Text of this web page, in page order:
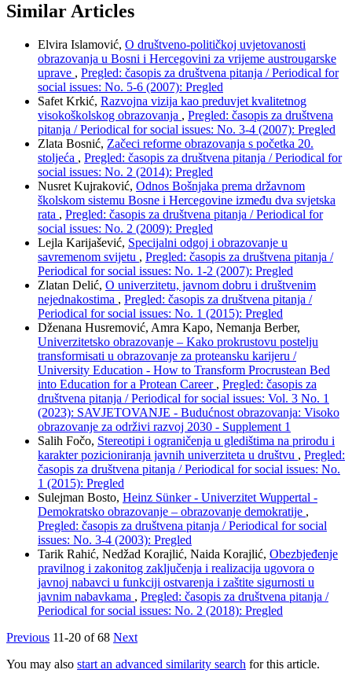
Similar Articles
Elvira Islamović, O društveno-političkoj uvjetovanosti
obrazovanja u Bosni i Hercegovini za vrijeme austrougarske
uprave , Pregled: časopis za društvena pitanja / Periodical for
social issues: No. 5-6 (2007): Pregled
Safet Krkić, Razvojna vizija kao preduvjet kvalitetnog
visokoškolskog obrazovanja , Pregled: časopis za društvena
pitanja / Periodical for social issues: No. 3-4 (2007): Pregled
Zlata Bosnić, Začeci reforme obrazovanja s početka 20.
stoljeća , Pregled: časopis za društvena pitanja / Periodical for
social issues: No. 2 (2014): Pregled
Nusret Kujraković, Odnos Bošnjaka prema državnom
školskom sistemu Bosne i Hercegovine između dva svjetska
rata , Pregled: časopis za društvena pitanja / Periodical for
social issues: No. 2 (2009): Pregled
Lejla Karijašević, Specijalni odgoj i obrazovanje u
savremenom svijetu , Pregled: časopis za društvena pitanja /
Periodical for social issues: No. 1-2 (2007): Pregled
Zlatan Delić, O univerzitetu, javnom dobru i društvenim
nejednakostima , Pregled: časopis za društvena pitanja /
Periodical for social issues: No. 1 (2015): Pregled
Dženana Husremović, Amra Kapo, Nemanja Berber,
Univerzitetsko obrazovanje – Kako prokrustovu postelju
transformisati u obrazovanje za proteansku karijeru /
University Education - How to Transform Procrustean Bed
into Education for a Protean Career , Pregled: časopis za
društvena pitanja / Periodical for social issues: Vol. 3 No. 1
(2023): SAVJETOVANJE - Budućnost obrazovanja: Visoko
obrazovanje za održivi razvoj 2030 - Supplement 1
Salih Fočo, Stereotipi i ograničenja u gledištima na prirodu i
karakter pozicioniranja javnih univerziteta u društvu , Pregled:
časopis za društvena pitanja / Periodical for social issues: No.
1 (2015): Pregled
Sulejman Bosto, Heinz Sünker - Univerzitet Wuppertal -
Demokratsko obrazovanje – obrazovanje demokratije ,
Pregled: časopis za društvena pitanja / Periodical for social
issues: No. 3-4 (2003): Pregled
Tarik Rahić, Nedžad Korajlić, Naida Korajlić, Obezbjeđenje
pravilnog i zakonitog zaključenja i realizacija ugovora o
javnoj nabavci u funkciji ostvarenja i zaštite sigurnosti u
javnim nabavkama , Pregled: časopis za društvena pitanja /
Periodical for social issues: No. 2 (2018): Pregled
Previous 11-20 of 68 Next
You may also start an advanced similarity search for this article.